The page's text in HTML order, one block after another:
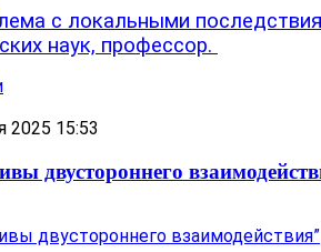
с локальными
наук, профессор.
2025 15:53
двустороннего